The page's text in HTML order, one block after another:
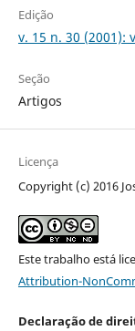
Edição
v. 15 n. 30 (2001):
Seção
Artigos
Licença
Copyright (c) 2016
Este trabalho está
Attribution-
Declaração de